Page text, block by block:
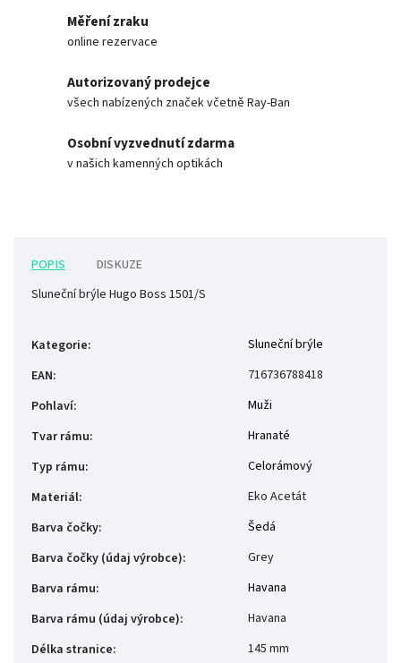
Měření zraku
online rezervace
Autorizovaný prodejce
všech nabízených značek včetně Ray-Ban
Osobní vyzvednutí zdarma
v našich kamenných optikách
POPIS
DISKUZE
Sluneční brýle Hugo Boss 1501/S
Kategorie:
Sluneční brýle
EAN:
716736788418
Pohlaví:
Muži
Tvar rámu:
Hranaté
Typ rámu:
Celorámový
Materiál:
Eko Acetát
Barva čočky:
Šedá
Barva čočky (údaj výrobce):
Grey
Barva rámu:
Havana
Barva rámu (údaj výrobce):
Havana
Délka stranice:
145 mm